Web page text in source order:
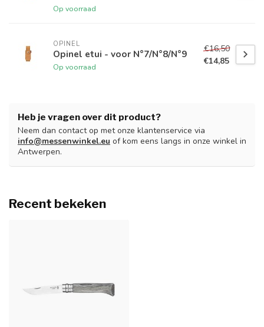
Op voorraad
OPINEL
Opinel etui - voor N°7/N°8/N°9
Op voorraad
€16,50
€14,85
Heb je vragen over dit product?
Neem dan contact op met onze klantenservice via
info@messenwinkel.eu of kom eens langs in onze winkel in
Antwerpen.
Recent bekeken